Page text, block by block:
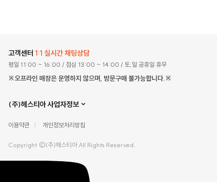
고객센터 1:1 실시간 채팅상담
평일 11:00 ~ 16:00 / 점심 13:00 ~ 14:00 / 토,일 공휴일 휴무
※오프라인 매장은 운영하지 않으며, 방문구매 불가능합니다.※
(주)헤스티아 사업자정보
이용약관 개인정보처리방침
Copyright ©(주)헤스티아 All Rights Reserved.